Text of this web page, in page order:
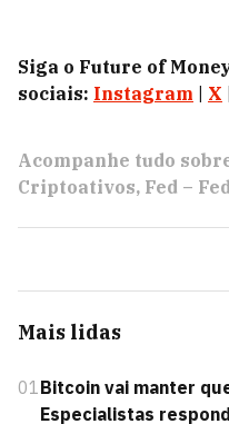
Siga o Future of
sociais: Instagram X
Acompanhe tudo
Criptoativos Fed –
Mais lidas
01Bitcoin vai manter
Especialistas